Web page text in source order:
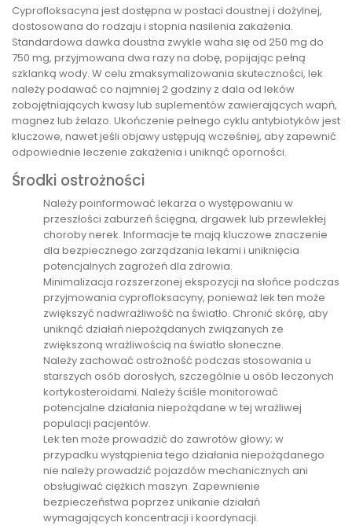
Cyprofloksacyna jest dostępna w postaci doustnej i dożylnej,
dostosowana do rodzaju i stopnia nasilenia zakażenia.
Standardowa dawka doustna zwykle waha się od 250 mg do
750 mg, przyjmowana dwa razy na dobę, popijając pełną
szklanką wody. W celu zmaksymalizowania skuteczności, lek
należy podawać co najmniej 2 godziny z dala od leków
zobojętniających kwasy lub suplementów zawierających wapń,
magnez lub żelazo. Ukończenie pełnego cyklu antybiotyków jest
kluczowe, nawet jeśli objawy ustępują wcześniej, aby zapewnić
odpowiednie leczenie zakażenia i uniknąć oporności.
Środki ostrożności
Należy poinformować lekarza o występowaniu w
przeszłości zaburzeń ścięgna, drgawek lub przewlekłej
choroby nerek. Informacje te mają kluczowe znaczenie
dla bezpiecznego zarządzania lekami i uniknięcia
potencjalnych zagrożeń dla zdrowia.
Minimalizacja rozszerzonej ekspozycji na słońce podczas
przyjmowania cyprofloksacyny, ponieważ lek ten może
zwiększyć nadwrażliwość na światło. Chronić skórę, aby
uniknąć działań niepożądanych związanych ze
zwiększoną wrażliwością na światło słoneczne.
Należy zachować ostrożność podczas stosowania u
starszych osób dorosłych, szczególnie u osób leczonych
kortykosteroidami. Należy ściśle monitorować
potencjalne działania niepożądane w tej wrażliwej
populacji pacjentów.
Lek ten może prowadzić do zawrotów głowy; w
przypadku wystąpienia tego działania niepożądanego
nie należy prowadzić pojazdów mechanicznych ani
obsługiwać ciężkich maszyn. Zapewnienie
bezpieczeństwa poprzez unikanie działań
wymagających koncentracji i koordynacji.